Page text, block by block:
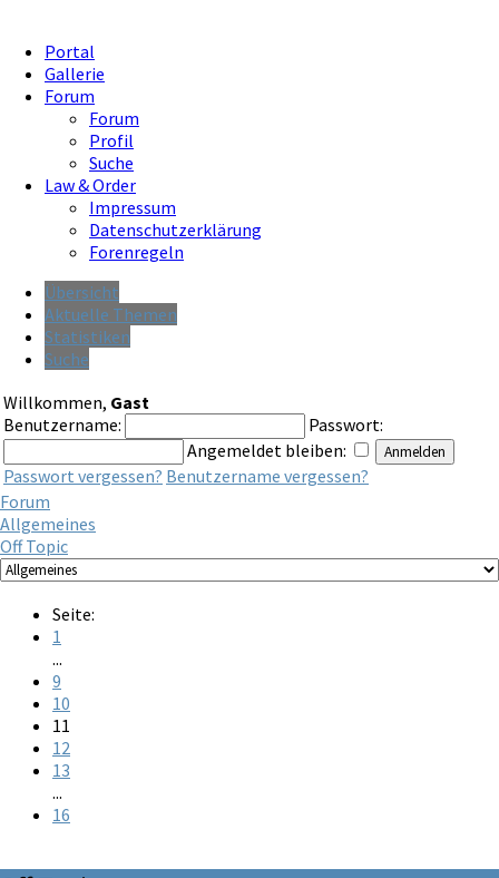
Portal
Gallerie
Forum
Forum
Profil
Suche
Law & Order
Impressum
Datenschutzerklärung
Forenregeln
Übersicht
Aktuelle Themen
Statistiken
Suche
Willkommen, Gast
Benutzername:
Passwort:
Angemeldet bleiben:
Passwort vergessen? Benutzername vergessen?
Forum
Allgemeines
Off Topic
Seite:
1
...
9
10
11
12
13
...
16